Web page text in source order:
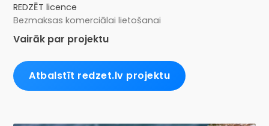
REDZĒT licence
Bezmaksas komerciālai lietošanai
Vairāk par projektu
Atbalstīt redzet.lv projektu